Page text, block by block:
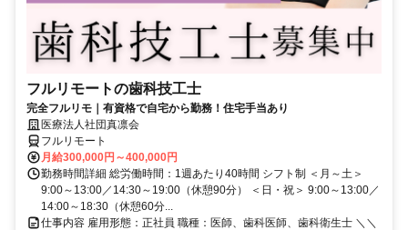
フルリモートの歯科技工士
完全フルリモ｜有資格で自宅から勤務！住宅手当あり
医療法人社団真凛会
フルリモート
月給300,000円～400,000円
勤務時間詳細 総労働時間：1週あたり40時間 シフト制 ＜月～土＞
9:00～13:00／14:30～19:00（休憩90分） ＜日・祝＞ 9:00～13:00／
14:00～18:30（休憩60分...
仕事内容 雇用形態：正社員 職種：医師、歯科医師、歯科衛生士 ＼＼